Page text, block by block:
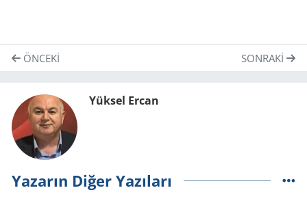
ÖNCEKI SONRAKI
Yüksel Ercan
Yazarın Diğer Yazıları